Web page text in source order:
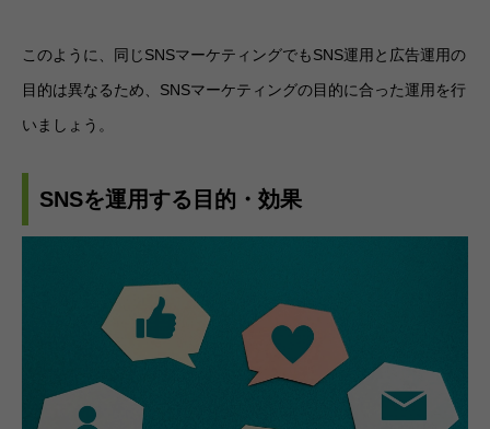
このように、同じSNSマーケティングでもSNS運用と広告運用の
目的は異なるため、SNSマーケティングの目的に合った運用を行
いましょう。
SNSを運用する目的・効果